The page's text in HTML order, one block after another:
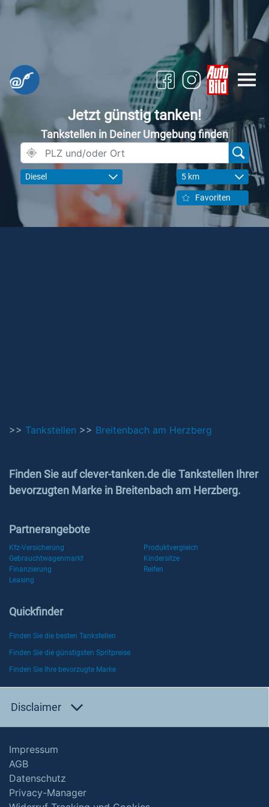
Jetzt günstig tanken!
Tankstellen in Deiner Umgebung finden
Diesel 5 km
Favoriten
>> Tankstellen >> Breitenbach am Herzberg
Finden Sie auf clever-tanken.de die Tankstellen Ihrer
bevorzugten Marke in Breitenbach am Herzberg.
Partnerangebote
Kfz-Versicherung
Produktvergleich
Gebrauchtwagenmarkt
Kindersitze
Finanzierung
Reifen
Leasing
Quickfinder
Finden Sie die besten Tankstellen
Finden Sie die günstigsten Spritpreise
Finden Sie Ihre bevorzugte Marke
Disclaimer
Impressum
AGB
Datenschutz
Privacy-Manager